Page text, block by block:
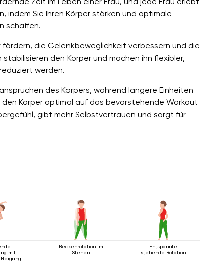
indem Sie Ihren Körper stärken und optimale
schaffen.
die Gelenkbeweglichkeit verbessern und die
den Körper und machen ihn flexibler,
werden.
des Körpers, während längere Einheiten
Körper optimal auf das bevorstehende Workout
gibt mehr Selbstvertrauen und sorgt für
mit
Beckenrotation im
Stehen
Entspannte
stehende Rotation